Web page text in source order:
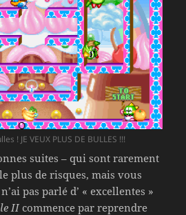
! JE VEUX PLUS DE BULLES !!!
suites – qui sont rarement
plus de risques, mais vous
pas parlé d’ « excellentes »
IIcommence par reprendre